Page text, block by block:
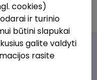
Privalumai
cookies)
ir turinio
būtini slapukai
galite valdyti
rasite